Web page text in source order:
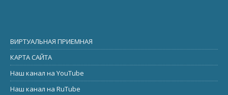
ВИРТУАЛЬНАЯ ПРИЕМНАЯ
КАРТА САЙТА
Наш канал на YouTube
Наш канал на RuTube